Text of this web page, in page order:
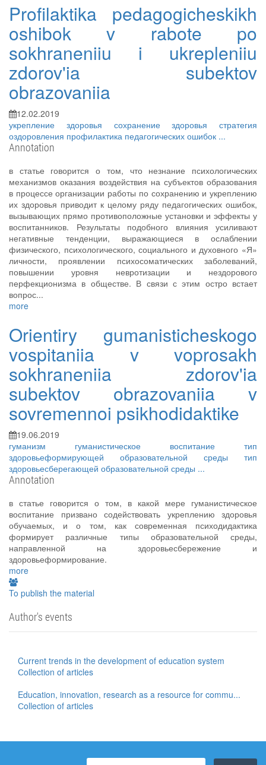
Profilaktika pedagogicheskikh
oshibok v rabote po
sokhraneniiu i ukrepleniiu
zdorov'ia subektov
obrazovaniia
12.02.2019
укрепление здоровья сохранение здоровья стратегия
оздоровления профилактика педагогических ошибок ...
Annotation
в статье говорится о том, что незнание психологических
механизмов оказания воздействия на субъектов образования
в процессе организации работы по сохранению и укреплению
их здоровья приводит к целому ряду педагогических ошибок,
вызывающих прямо противоположные установки и эффекты у
воспитанников. Результаты подобного влияния усиливают
негативные тенденции, выражающиеся в ослаблении
физического, психологического, социального и духовного «Я»
личности, проявлении психосоматических заболеваний,
повышении уровня невротизации и нездорового
перфекционизма в обществе. В связи с этим остро встает
вопрос...
more
Orientiry gumanisticheskogo
vospitaniia v voprosakh
sokhraneniia zdorov'ia
subektov obrazovaniia v
sovremennoi psikhodidaktike
19.06.2019
гуманизм гуманистическое воспитание тип
здоровьеформирующей образовательной среды тип
здоровьесберегающей образовательной среды ...
Annotation
в статье говорится о том, в какой мере гуманистическое
воспитание призвано содействовать укреплению здоровья
обучаемых, и о том, как современная психодидактика
формирует различные типы образовательной среды,
направленной на здоровьесбережение и
здоровьеформирование.
more
To publish the material
Author's events
Current trends in the development of education system
Сollection of articles
Education, innovation, research as a resource for commu...
Сollection of articles